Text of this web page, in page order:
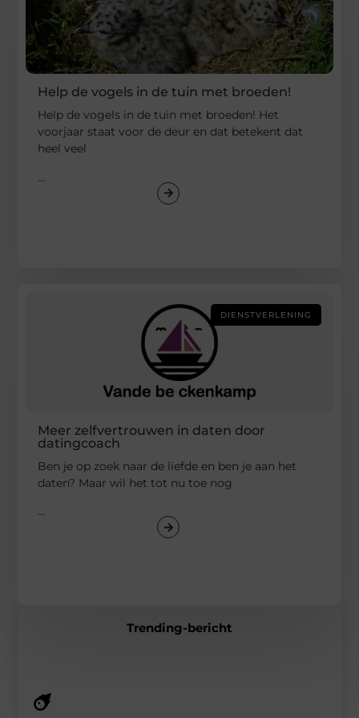
Trending-bericht
Help de vogels in de tuin met broeden!
Help de vogels in de tuin met broeden! Het
voorjaar staat voor de deur en dat betekent dat
heel veel
...
DIENSTVERLENING
Meer zelfvertrouwen in daten door
datingcoach
Ben je op zoek naar de liefde en ben je aan het
daten? Maar wil het tot nu toe nog
...